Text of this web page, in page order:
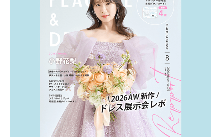
ング診断」か、体験型 […]続きを読む